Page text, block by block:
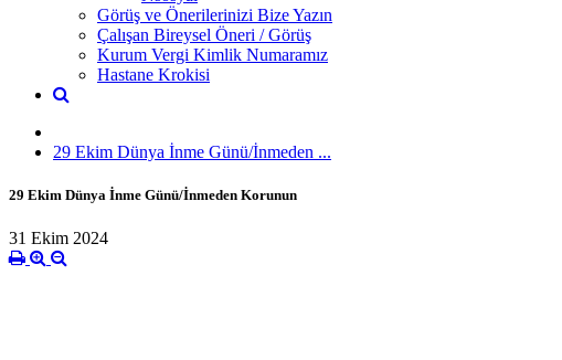
Görüş ve Önerilerinizi Bize Yazın
Çalışan Bireysel Öneri / Görüş
Kurum Vergi Kimlik Numaramız
Hastane Krokisi
29 Ekim Dünya İnme Günü/İnmeden ...
29 Ekim Dünya İnme Günü/İnmeden Korunun
31 Ekim 2024